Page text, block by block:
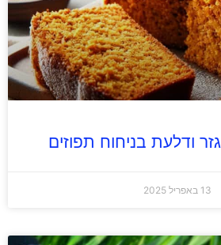
ודלעת בניחוח תפוזים
13 באפריל 2025